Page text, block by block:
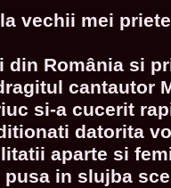
vechii mei
din România si
cantautor
si-a cucerit
datorita
aparte si
pusa in slujba